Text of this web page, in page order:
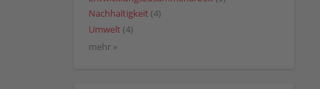
Nachhaltigkeit (4)
Umwelt (4)
mehr »